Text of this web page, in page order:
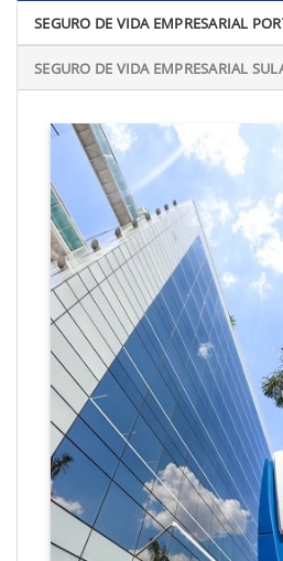
SEGURO DE VIDA EMPRESARIAL
SEGURO DE VIDA EMPRESARIAL